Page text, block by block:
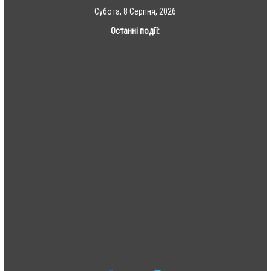
Субота, 8 Серпня, 2026
Останні події: